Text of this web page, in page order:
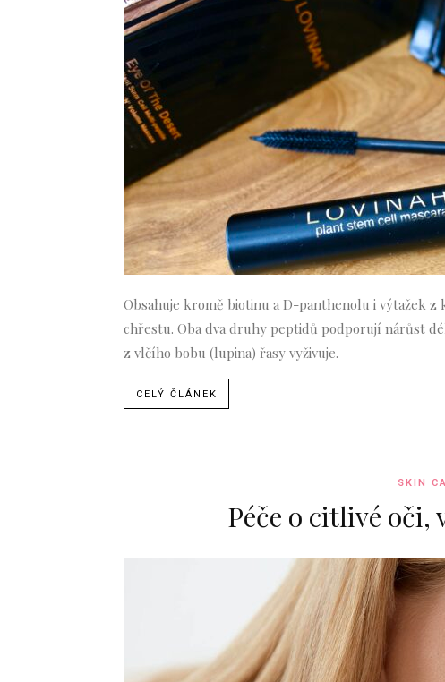
Obsahuje kromě biotinu a D-panthenolu i výtažek
chřestu. Oba dva druhy peptidů podporují nárůst
z vlčího bobu (lupina) řasy vyživuje.
CELÝ ČLÁNEK
SKIN
Péče o citlivé